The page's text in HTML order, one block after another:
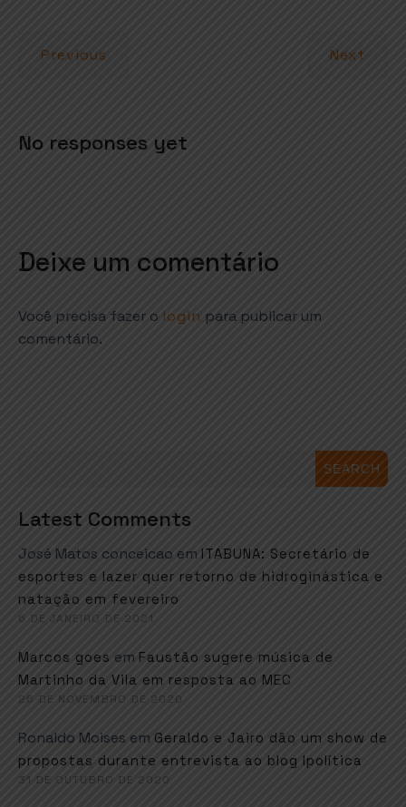
p o
Previous Next
No responses yet
Deixe um comentário
Você precisa fazer o login para publicar um
comentário.
SEARCH
Latest Comments
José Matos conceicao em ITABUNA: Secretário de
esportes e lazer quer retorno de hidroginástica e
natação em fevereiro
6 DE JANEIRO DE 2021
Marcos goes em Faustão sugere música de
Martinho da Vila em resposta ao MEC
26 DE NOVEMBRO DE 2020
Ronaldo Moises em Geraldo e Jairo dão um show de
propostas durante entrevista ao blog Ipolítica
31 DE OUTUBRO DE 2020